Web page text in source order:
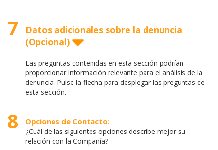
7
Datos adicionales sobre la denuncia
(Opcional)
Las preguntas contenidas en esta sección podrían
proporcionar información relevante para el análisis de la
denuncia. Pulse la flecha para desplegar las preguntas de
esta sección.
8 Opciones de Contacto:
¿Cuál de las siguientes opciones describe mejor su
relación con la Compañía?